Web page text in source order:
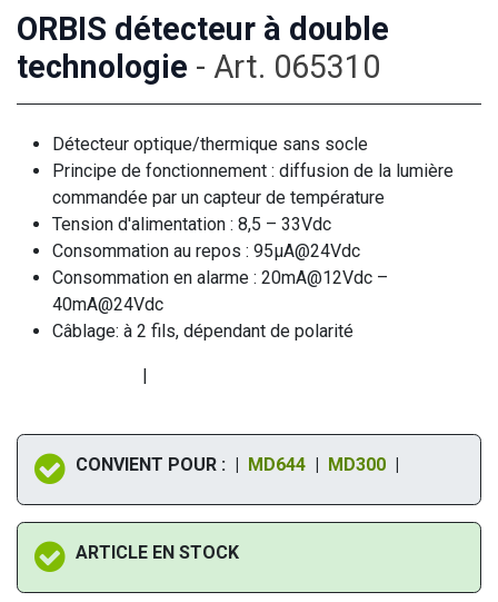
ORBIS détecteur à double
technologie - Art. 065310
Détecteur optique/thermique sans socle
Principe de fonctionnement : diffusion de la lumière
commandée par un capteur de température
Tension d'alimentation : 8,5 – 33Vdc
Consommation au repos : 95µA@24Vdc
Consommation en alarme : 20mA@12Vdc –
40mA@24Vdc
Câblage: à 2 fils, dépendant de polarité
|
CONVIENT POUR : | MD644 | MD300 |
ARTICLE EN STOCK